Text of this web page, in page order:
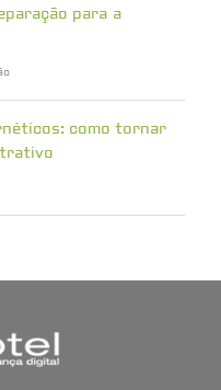
para a
como tornar